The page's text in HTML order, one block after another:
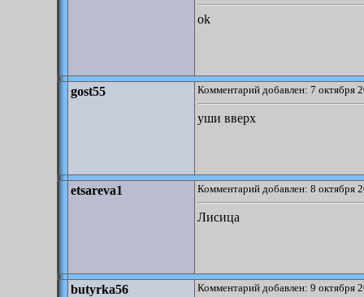
ok
gost55 Комментарий добавлен: 7 октября
уши вверх
etsareva1 Комментарий добавлен: 8 октября
Лисица
butyrka56 Комментарий добавлен: 9 октября